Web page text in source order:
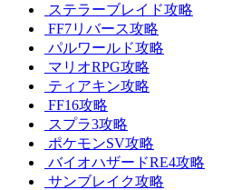
ステラーブレイド攻略
FF7リバース攻略
パルワールド攻略
マリオRPG攻略
ティアキン攻略
FF16攻略
スプラ3攻略
ポケモンSV攻略
バイオハザードRE4攻略
サンブレイク攻略